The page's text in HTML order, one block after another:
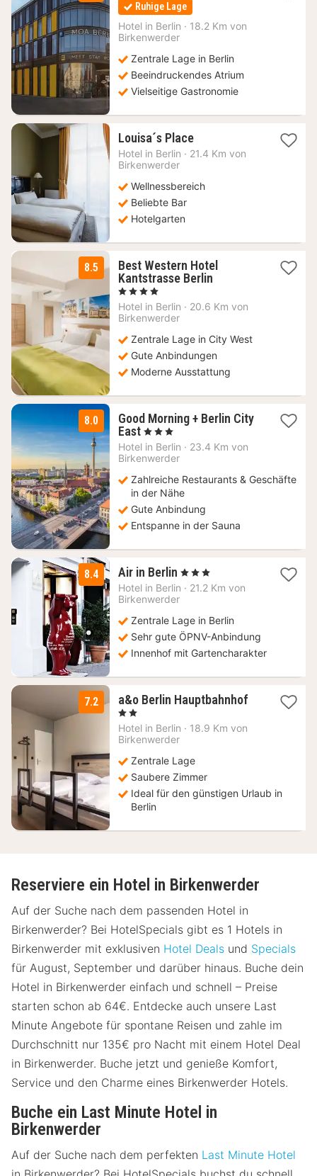
99,01
Ruhige Lage
Hotel in Berlin · 18.2 Km von
Birkenwerder
Zentrale Lage in Berlin
Beeindruckendes Atrium
Vielseitige Gastronomie
Louisa´s Place1
Nacht
€
Hotel in Berlin · 21.4 Km von
Birkenwerder
Wellnessbereich
Beliebte Bar
Hotelgarten
8.5
Best Western Hotel
Kantstrasse Berlin1
ab
, 4 Sterne
Hotel in Berlin · 20.6 Km von
Birkenwerder
Zentrale Lage in City West
Gute Anbindungen
Moderne Ausstattung
8.0
Good Morning + Berlin City
East 1
Nacht
ab
€
, 3 Sterne
Hotel in Berlin · 23.4 Km von
Birkenwerder
Zahlreiche Restaurants & Geschäfte
in der Nähe
Gute Anbindung
Entspanne in der Sauna
8.4 Air in Berlin 1
Nacht
ab
€
, 3 Sterne
Hotel in Berlin · 21.2 Km von
Birkenwerder
Zentrale Lage in Berlin
Sehr gute ÖPNV-Anbindung
Innenhof mit Gartencharakter
7.2 a&o Berlin Hauptbahnhof2
, 2 Sterne
Hotel in Berlin · 18.9 Km von
Birkenwerder
Zentrale Lage
Saubere Zimmer
Ideal für den günstigen Urlaub in
Berlin
Reserviere ein Hotel in Birkenwerder
Auf der Suche nach dem passenden Hotel in
Birkenwerder? Bei HotelSpecials gibt es 1 Hotels in
Birkenwerder mit exklusiven Hotel Deals und Specials
für August, September und darüber hinaus. Buche dein
Hotel in Birkenwerder einfach und schnell – Preise
starten schon ab 64€. Entdecke auch unsere Last
Minute Angebote für spontane Reisen und zahle im
Durchschnitt nur 135€ pro Nacht mit einem Hotel Deal
in Birkenwerder. Buche jetzt und genieße Komfort,
Service und den Charme eines Birkenwerder Hotels.
Buche ein Last Minute Hotel in
Birkenwerder
Auf der Suche nach dem perfekten Last Minute Hotel